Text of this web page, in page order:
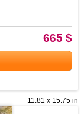
665 $
11.81 x 15.75 in